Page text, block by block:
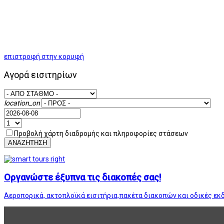
επιστροφή στην κορυφή
Αγορά εισιτηρίων
location_on
Προβολή χάρτη διαδρομής και πληροφορίες στάσεων
ΑΝΑΖΗΤΗΣΗ
Οργανώστε έξυπνα τις διακοπές σας!
Αεροπορικά, ακτοπλοϊκά εισιτήρια,πακέτα διακοπών και οδικές